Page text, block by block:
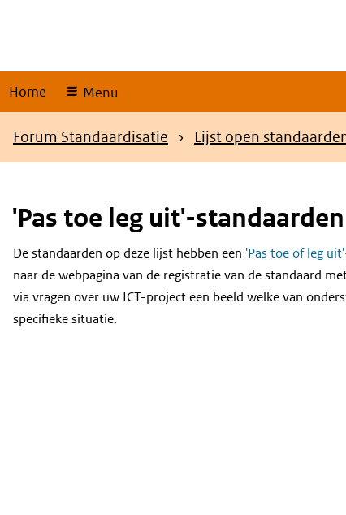
Home Menu
Kruimelpad
Forum Standaardisatie Lijst open
'Pas toe leg uit'-
Content
De standaarden op deze lijst hebben een 'Pas toe of leg
naar de webpagina van de registratie van de standaard
via vragen over uw ICT-project een beeld welke van
specifieke situatie.